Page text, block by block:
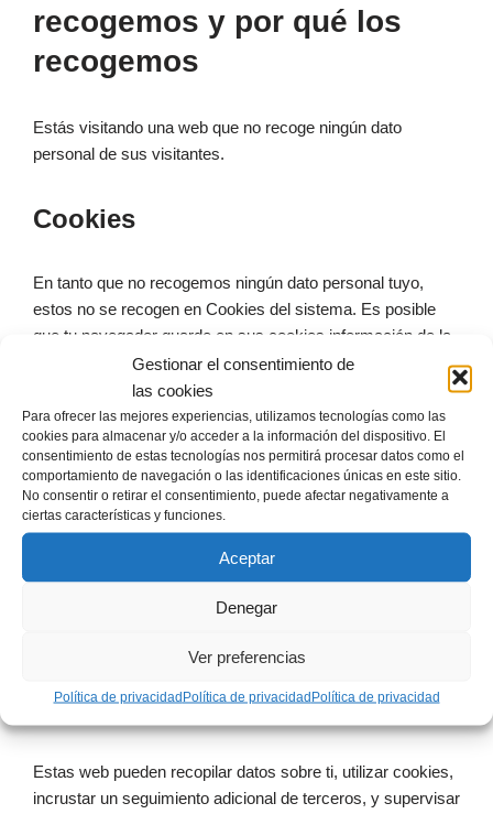
Gestionar el consentimiento de
las cookies
Para ofrecer las mejores experiencias, utilizamos tecnologías como las
cookies para almacenar y/o acceder a la información del dispositivo. El
consentimiento de estas tecnologías nos permitirá procesar datos como el
comportamiento de navegación o las identificaciones únicas en este sitio.
No consentir o retirar el consentimiento, puede afectar negativamente a
ciertas características y funciones.
Aceptar
Denegar
Ver preferencias
Política de privacidadPolítica de privacidadPolítica de privacidad
recogemos y por qué los
recogemos
Estás visitando una web que no recoge ningún dato
personal de sus visitantes.
Cookies
En tanto que no recogemos ningún dato personal tuyo,
estos no se recogen en Cookies del sistema. Es posible
que tu navegador guarde en sus cookies información de la
conexión que has establecido con la finalidad de mejorar tu
experiencia de usuario la próxima vez que te conectes. En
cualquier caso, al carecer de datos personales recogidos,
esta información es totalmente anónima.
Contenido incrustado de otros
sitios web
Los artículos de este sitio pueden incluir contenido
El contenido incrustado de otras web se comporta
Estas web pueden recopilar datos sobre ti, utilizar cookies,
incrustar un seguimiento adicional de terceros, y supervisar